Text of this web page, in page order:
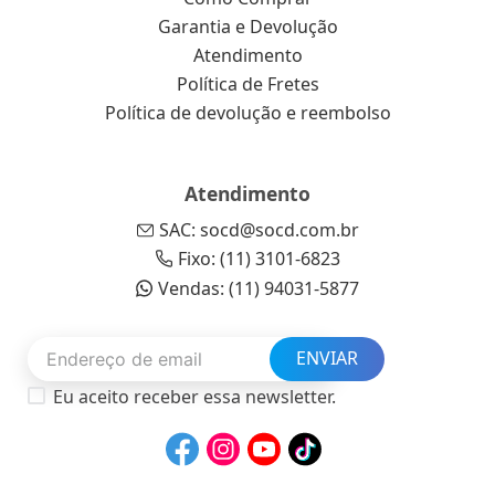
Garantia e Devolução
Atendimento
Política de Fretes
Política de devolução e reembolso
Atendimento
SAC: socd@socd.com.br
Fixo: (11) 3101-6823
Vendas: (11) 94031-5877
ENVIAR
Eu aceito receber essa newsletter.